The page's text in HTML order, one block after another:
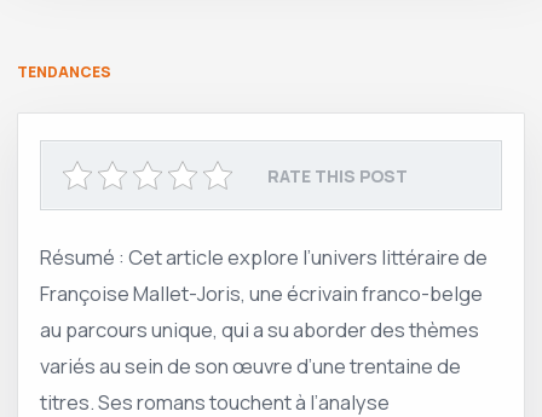
TENDANCES
RATE THIS POST
Résumé : Cet article explore l’univers littéraire de
Françoise Mallet-Joris, une écrivain franco-belge
au parcours unique, qui a su aborder des thèmes
variés au sein de son œuvre d’une trentaine de
titres. Ses romans touchent à l’analyse